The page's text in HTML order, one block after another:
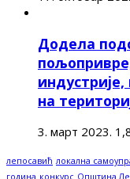
Додела
на
3. март 2023.
лепосавић локална